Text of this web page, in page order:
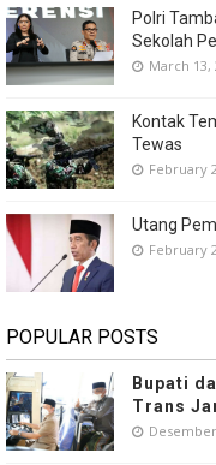
Polri
Sekolah
March 13,
Kontak
Tewas
February
Utang
February
POPULAR POSTS
Bupati
Trans